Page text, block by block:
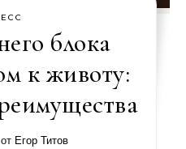
блока
к животу:
Егор Титов